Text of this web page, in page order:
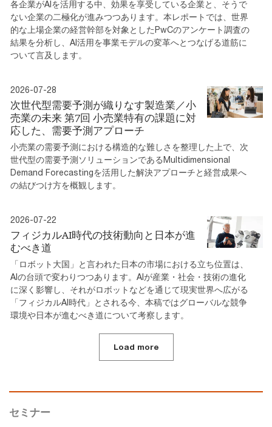
各企業がAIを活用する中、効果を享受している企業と、そうで
ない企業の二極化が進みつつあります。本レポートでは、世界
的な上場企業の経営幹部を対象としたPwCのアンケート調査の
結果を分析し、AI活用を事業モデルの変革へとつなげる道筋に
ついて言及します。
2026-07-28
次世代型需要予測が織りなす製造業／小
売業の未来 第7回 小売業特有の課題に対
応した、需要予測アプローチ
小売業の需要予測における構造的な難しさを整理した上で、次
世代型の需要予測ソリューションであるMultidimensional
Demand Forecastingを活用した解決アプローチと経営成果へ
の結びつけ方を概観します。
2026-07-22
フィジカルAI時代の技術動向と日本が進
むべき道
「ロボット大国」と言われた日本の市場における立ち位置は、
AIの台頭で変わりつつあります。AIが産業・社会・技術の進化
に深く影響し、それがロボットなどを通じて現実世界へ広がる
「フィジカルAI時代」とされる今、本稿ではグローバルな競争
環境や日本が進むべき道について考察します。
Load more
セミナー